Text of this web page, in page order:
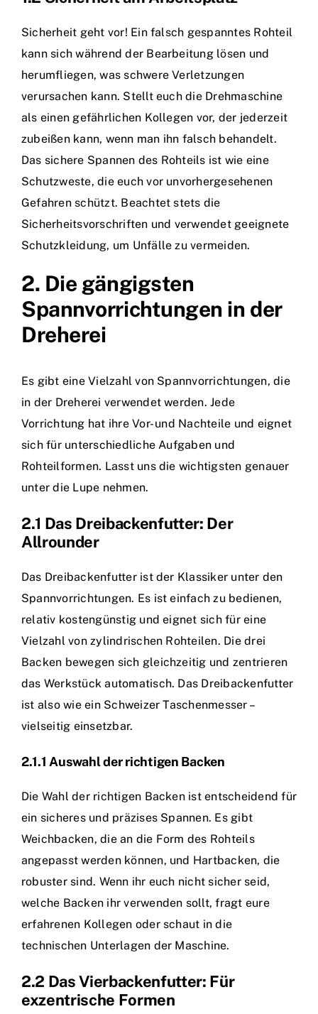
Sicherheit geht vor! Ein falsch gespanntes Rohteil
kann sich während der Bearbeitung lösen und
herumfliegen, was schwere Verletzungen
verursachen kann. Stellt euch die Drehmaschine
als einen gefährlichen Kollegen vor, der jederzeit
zubeißen kann, wenn man ihn falsch behandelt.
Das sichere Spannen des Rohteils ist wie eine
Schutzweste, die euch vor unvorhergesehenen
Gefahren schützt. Beachtet stets die
Sicherheitsvorschriften und verwendet geeignete
Schutzkleidung, um Unfälle zu vermeiden.
2. Die gängigsten
Spannvorrichtungen in der
Dreherei
Es gibt eine Vielzahl von Spannvorrichtungen, die
in der Dreherei verwendet werden. Jede
Vorrichtung hat ihre Vor- und Nachteile und eignet
sich für unterschiedliche Aufgaben und
Rohteilformen. Lasst uns die wichtigsten genauer
unter die Lupe nehmen.
2.1 Das Dreibackenfutter: Der
Allrounder
Das Dreibackenfutter ist der Klassiker unter den
Spannvorrichtungen. Es ist einfach zu bedienen,
relativ kostengünstig und eignet sich für eine
Vielzahl von zylindrischen Rohteilen. Die drei
Backen bewegen sich gleichzeitig und zentrieren
das Werkstück automatisch. Das Dreibackenfutter
ist also wie ein Schweizer Taschenmesser –
vielseitig einsetzbar.
2.1.1 Auswahl der richtigen Backen
Die Wahl der richtigen Backen ist entscheidend für
ein sicheres und präzises Spannen. Es gibt
Weichbacken, die an die Form des Rohteils
angepasst werden können, und Hartbacken, die
robuster sind. Wenn ihr euch nicht sicher seid,
welche Backen ihr verwenden sollt, fragt eure
erfahrenen Kollegen oder schaut in die
technischen Unterlagen der Maschine.
2.2 Das Vierbackenfutter: Für
exzentrische Formen